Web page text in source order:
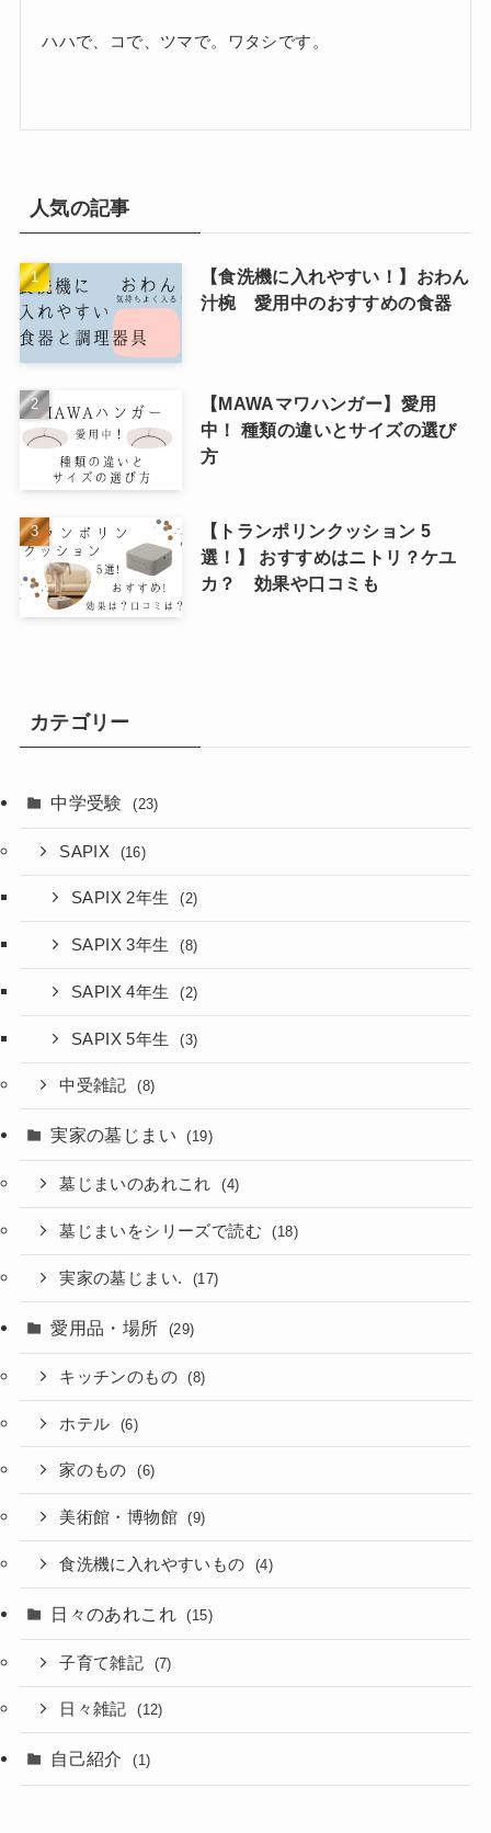
ハハで、コで、ツマで。ワタシです。
人気の記事
【食洗機に入れやすい！】おわん
汁椀 愛用中のおすすめの食器
【MAWAマワハンガー】愛用
中！ 種類の違いとサイズの選び
方
【トランポリンクッション 5
選！】 おすすめはニトリ？ケユ
カ？ 効果や口コミも
カテゴリー
中学受験 (23)
SAPIX (16)
SAPIX 2年生 (2)
SAPIX 3年生 (8)
SAPIX 4年生 (2)
SAPIX 5年生 (3)
中受雑記 (8)
実家の墓じまい (19)
墓じまいのあれこれ (4)
墓じまいをシリーズで読む (18)
実家の墓じまい. (17)
愛用品・場所 (29)
キッチンのもの (8)
ホテル (6)
家のもの (6)
美術館・博物館 (9)
食洗機に入れやすいもの (4)
日々のあれこれ (15)
子育て雑記 (7)
日々雑記 (12)
自己紹介 (1)